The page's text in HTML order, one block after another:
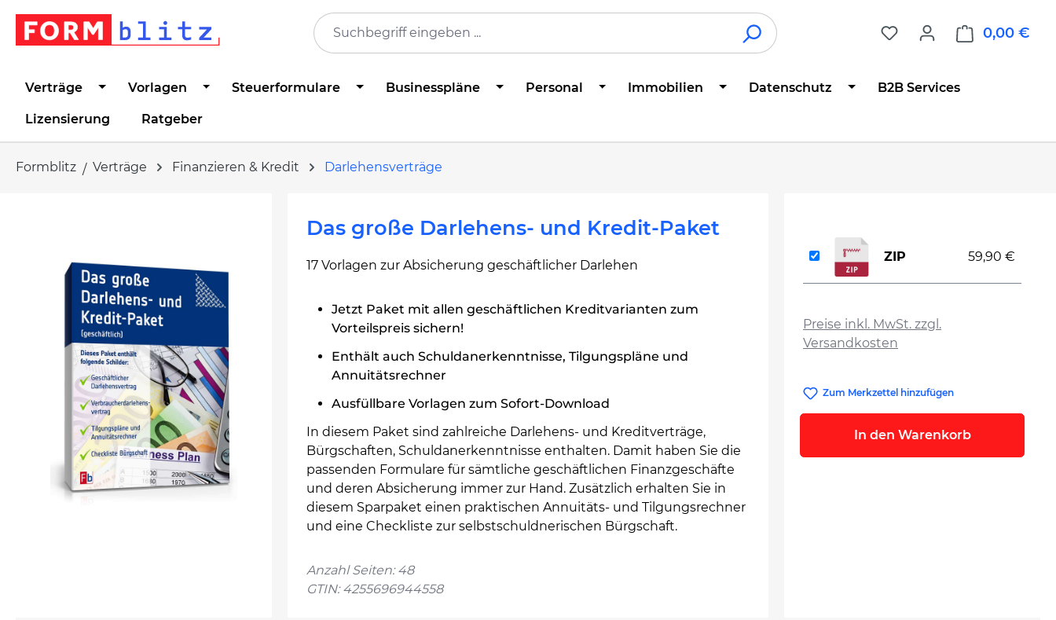
Zur Hauptnavigation springen
0,00 €
Verträge Vorlagen Steuerformulare Businesspläne Personal Immobilien Datenschutz B2B Services
Lizensierung Ratgeber
Formblitz Verträge Finanzieren & Kredit Darlehensverträge
Das große Darlehens- und Kredit-Paket
17 Vorlagen zur Absicherung geschäftlicher Darlehen
Jetzt Paket mit allen geschäftlichen Kreditvarianten zum
Vorteilspreis sichern!
Enthält auch Schuldanerkenntnisse, Tilgungspläne und
Annuitätsrechner
Ausfüllbare Vorlagen zum Sofort-Download
In diesem Paket sind zahlreiche Darlehens- und Kreditverträge,
Bürgschaften, Schuldanerkenntnisse enthalten. Damit haben Sie die
passenden Formulare für sämtliche geschäftlichen Finanzgeschäfte
und deren Absicherung immer zur Hand. Zusätzlich erhalten Sie in
diesem Sparpaket einen praktischen Annuitäts- und Tilgungsrechner
und eine Checkliste zur selbstschuldnerischen Bürgschaft.
Anzahl Seiten: 48
GTIN: 4255696944558
Preise inkl. MwSt. zzgl.
Versandkosten
ZIP 59,90 €
Zum Merkzettel hinzufügen
In den Warenkorb